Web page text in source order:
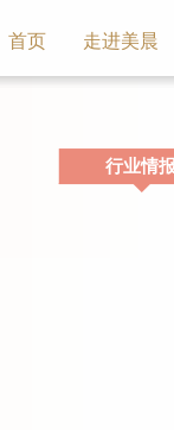
首页 走进美晨
行业情